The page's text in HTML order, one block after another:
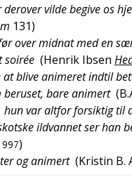
vilde begive os
131)
over midnat med en
soirée (Henrik Ibsen
at blive animeret indtil
bare animert (
hun var altfor forsiktig til
ildvannet ser han
)
og animert (Kristin B.